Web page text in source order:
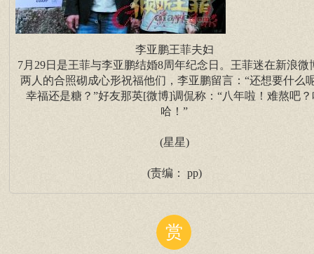
李亚鹏王菲夫妇
7月29日是王菲与李亚鹏结婚8周年纪念日。王菲迷在新浪微
两人的合照砌成心形祝福他们，李亚鹏留言：“还想要什么
幸福还是糖？”好友那英[微博]调侃称：“八年啦！难熬吧？
哈！”
(星星)
(责编： pp)
赏